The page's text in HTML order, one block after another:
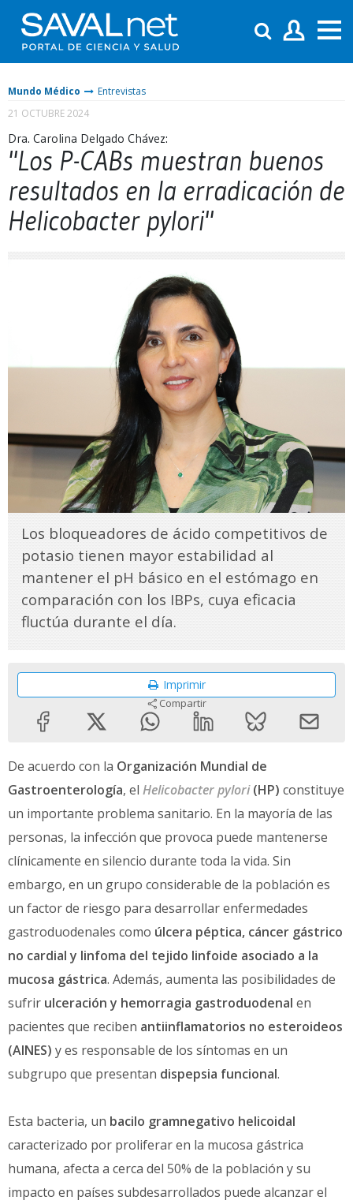
Mundo Médico
Entrevistas
21 OCTUBRE 2024
Dra. Carolina Delgado Chávez:
"Los P-CABs muestran buenos
resultados en la erradicación de
Helicobacter pylori"
Los bloqueadores de ácido competitivos de
potasio tienen mayor estabilidad al
mantener el pH básico en el estómago en
comparación con los IBPs, cuya eficacia
fluctúa durante el día.
Imprimir
Compartir
De acuerdo con la Organización Mundial de
Gastroenterología, el Helicobacter pylori(HP) constituye
un importante problema sanitario. En la mayoría de las
personas, la infección que provoca puede mantenerse
clínicamente en silencio durante toda la vida. Sin
embargo, en un grupo considerable de la población es
un factor de riesgo para desarrollar enfermedades
gastroduodenales como úlcera péptica, cáncer gástrico
no cardial y linfoma del tejido linfoide asociado a la
mucosa gástrica. Además, aumenta las posibilidades de
sufrir ulceración y hemorragia gastroduodenal en
pacientes que reciben antiinflamatorios no esteroideos
(AINES) y es responsable de los síntomas en un
subgrupo que presentan dispepsia funcional.
Esta bacteria, un bacilo gramnegativo helicoidal
caracterizado por proliferar en la mucosa gástrica
humana, afecta a cerca del 50% de la población y su
impacto en países subdesarrollados puede alcanzar el